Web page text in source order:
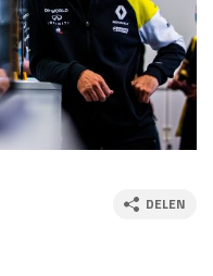
za 13:00 - 15:00
23 - 25 okt
za 23:00 - 00:00
DELEN